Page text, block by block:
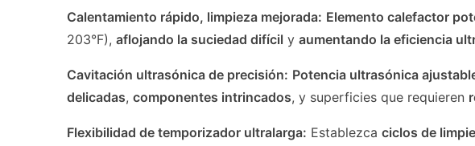
Calentamiento rápido, limpieza mejorada: Elemento calefactor
203°F),aflojando la suciedad difícil yaumentando la eficiencia
Cavitación ultrasónica de precisión: Potencia ultrasónica
delicadas,componentes intrincados, y superficies que requieren
Flexibilidad de temporizador ultralarga: Establezcaciclos de